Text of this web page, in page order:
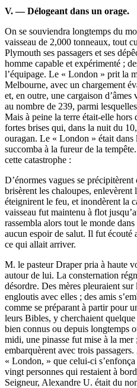
V. — Délogeant dans un orage.
On se souviendra longtemps du
vaisseau de 2,000 tonneaux, tout
Plymouth ses passagers et ses
homme capable et expérimenté ;
l’équipage. Le « London » prit la
Melbourne, avec un chargement
et, en outre, une cargaison
au nombre de 239, parmi
Mais à peine la terre était-elle hors
fortes brises qui, dans la nuit du
ouragan. Le « London » était dans
succomba à la fureur de la
cette catastrophe :
D’énormes vagues se
brisèrent les chaloupes, enlevèrent
éteignirent le feu, et inondèrent la
vaisseau fut maintenu à flot
rassembla alors tout le monde
aucun espoir de salut. Il fut écouté
ce qui allait arriver.
M. le pasteur Draper pria à haute
autour de lui. La consternation
désordre. Des mères pleuraient
engloutis avec elles ; des amis
comme se préparant à partir pour
leurs Bibles, y cherchaient quelque
bien connus ou depuis longtemps
midi, une pinasse fut mise à la mer
embarquèrent avec trois
« London, » que celui-ci
vingt personnes qui restaient à
Seigneur, Alexandre U. était du